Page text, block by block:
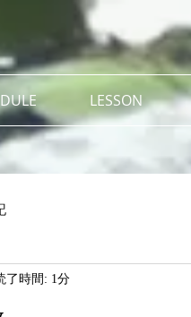
LESSON
了時間: 1分